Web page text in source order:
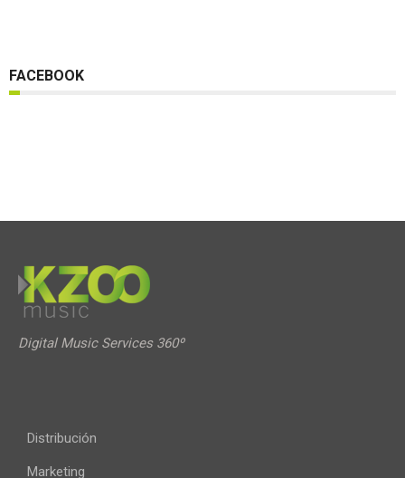
FACEBOOK
Digital Music Services 360º
Distribución
Marketing